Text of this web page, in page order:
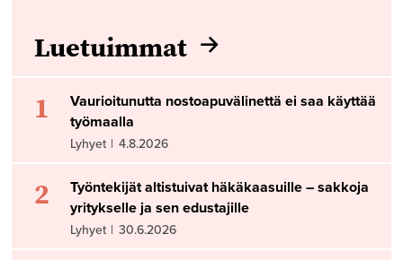
Luetuimmat
1
Vaurioitunutta nostoapuvälinettä ei saa käyttää
työmaalla
Lyhyet | 4.8.2026
2
Työntekijät altistuivat häkäkaasuille – sakkoja
yritykselle ja sen edustajille
Lyhyet | 30.6.2026